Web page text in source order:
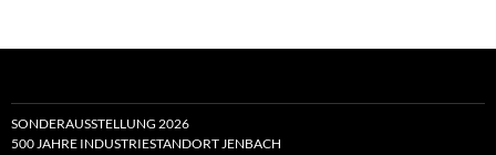
SONDERAUSSTELLUNG 2026
500 JAHRE INDUSTRIESTANDORT JENBACH